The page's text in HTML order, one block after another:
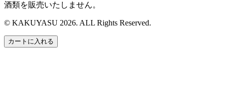
酒類を販売いたしません。
© KAKUYASU 2026. ALL Rights Reserved.
カートに入れる